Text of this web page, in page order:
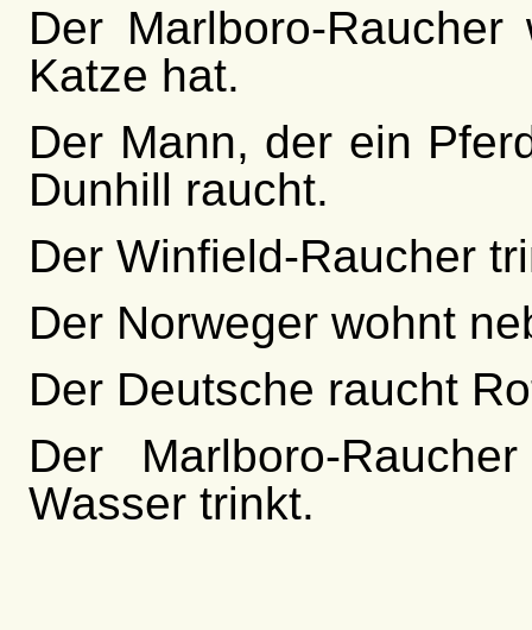
Der Marlboro-
Katze hat.
Der Mann, der ein
Dunhill raucht.
Der Winfield-Raucher
Der Norweger wohnt
Der Deutsche raucht
Der Marlboro-
Wasser trinkt.